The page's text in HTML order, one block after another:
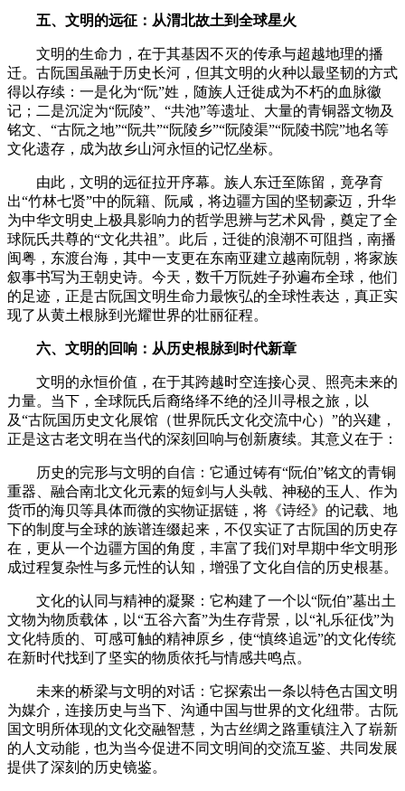
五、文明的远征：从渭北故土到全球星火
文明的生命力，在于其基因不灭的传承与超越地理的播
迁。古阮国虽融于历史长河，但其文明的火种以最坚韧的方式
得以存续：一是化为“阮”姓，随族人迁徙成为不朽的血脉徽
记；二是沉淀为“阮陵”、“共池”等遗址、大量的青铜器文物及
铭文、“古阮之地”“阮共”“阮陵乡”“阮陵渠”“阮陵书院”地名等
文化遗存，成为故乡山河永恒的记忆坐标。
由此，文明的远征拉开序幕。族人东迁至陈留，竟孕育
出“竹林七贤”中的阮籍、阮咸，将边疆方国的坚韧豪迈，升华
为中华文明史上极具影响力的哲学思辨与艺术风骨，奠定了全
球阮氏共尊的“文化共祖”。此后，迁徙的浪潮不可阻挡，南播
闽粤，东渡台海，其中一支更在东南亚建立越南阮朝，将家族
叙事书写为王朝史诗。今天，数千万阮姓子孙遍布全球，他们
的足迹，正是古阮国文明生命力最恢弘的全球性表达，真正实
现了从黄土根脉到光耀世界的壮丽征程。
六、文明的回响：从历史根脉到时代新章
文明的永恒价值，在于其跨越时空连接心灵、照亮未来的
力量。当下，全球阮氏后裔络绎不绝的泾川寻根之旅，以
及“古阮国历史文化展馆（世界阮氏文化交流中心）”的兴建，
正是这古老文明在当代的深刻回响与创新赓续。其意义在于：
历史的完形与文明的自信：它通过铸有“阮伯”铭文的青铜
重器、融合南北文化元素的短剑与人头戟、神秘的玉人、作为
货币的海贝等具体而微的实物证据链，将《诗经》的记载、地
下的制度与全球的族谱连缀起来，不仅实证了古阮国的历史存
在，更从一个边疆方国的角度，丰富了我们对早期中华文明形
成过程复杂性与多元性的认知，增强了文化自信的历史根基。
文化的认同与精神的凝聚：它构建了一个以“阮伯”墓出土
文物为物质载体，以“五谷六畜”为生存背景，以“礼乐征伐”为
文化特质的、可感可触的精神原乡，使“慎终追远”的文化传统
在新时代找到了坚实的物质依托与情感共鸣点。
未来的桥梁与文明的对话：它探索出一条以特色古国文明
为媒介，连接历史与当下、沟通中国与世界的文化纽带。古阮
国文明所体现的文化交融智慧，为古丝绸之路重镇注入了崭新
的人文动能，也为当今促进不同文明间的交流互鉴、共同发展
提供了深刻的历史镜鉴。